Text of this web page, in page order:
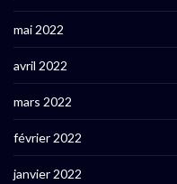
mai 2022
avril 2022
mars 2022
février 2022
janvier 2022